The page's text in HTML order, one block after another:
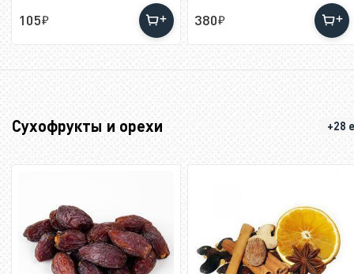
105 380
Сухофрукты и орехи +28